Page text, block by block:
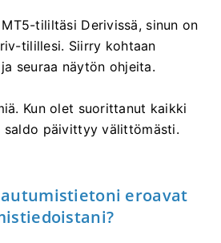
tililtäsi Derivissä, sinun on
tilillesi. Siirry kohtaan
ja seuraa näytön ohjeita.
Kun olet suorittanut kaikki
saldo päivittyy välittömästi.
eroavat